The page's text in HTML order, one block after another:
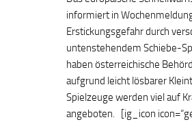
informiert in
Erstickungsgefahr durch
untenstehendem Schiebe-
haben österreichische
aufgrund leicht lösbarer
Spielzeuge werden viel auf
angeboten. [ig_icon